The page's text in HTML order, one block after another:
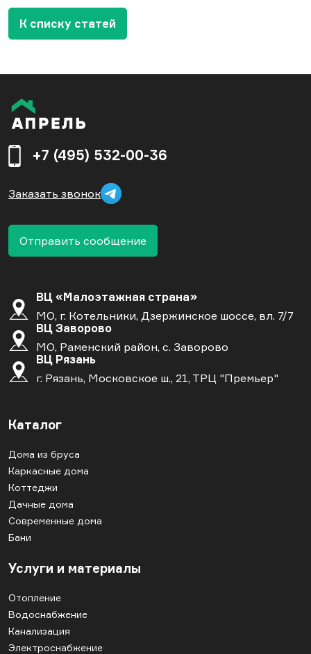
К списку статей
+7 (495) 532-00-36
Заказать звонок
Отправить сообщение
ВЦ «Малоэтажная страна»
МО, г. Котельники, Дзержинское шоссе, вл. 7/7
ВЦ Заворово
МО, Раменский район, с. Заворово
ВЦ Рязань
г. Рязань, Московское ш., 21, ТРЦ "Премьер"
Каталог
Дома из бруса
Каркасные дома
Коттеджи
Дачные дома
Современные дома
Бани
Услуги и материалы
Отопление
Водоснабжение
Канализация
Электроснабжение